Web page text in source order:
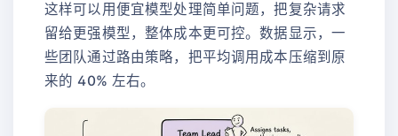
这样可以用便宜模型处理简单问题，把复杂请求
留给更强模型，整体成本更可控。数据显示，一
些团队通过路由策略，把平均调用成本压缩到原
来的 40% 左右。